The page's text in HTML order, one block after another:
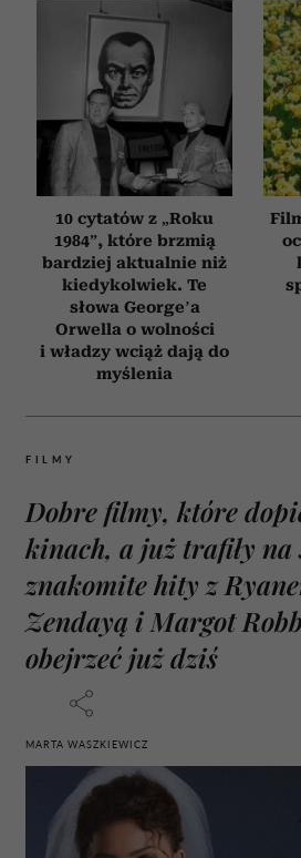
10 cytatów z „Roku
1984”, które brzmią
bardziej aktualnie niż
kiedykolwiek. Te
słowa George’a
Orwella o wolności
i władzy wciąż dają do
myślenia
FILMY
Dobre filmy, które
kinach, a już trafiły na
znakomite hity z
Zendayą i Margot
obejrzeć już dziś
MARTA WASZKIEWICZ